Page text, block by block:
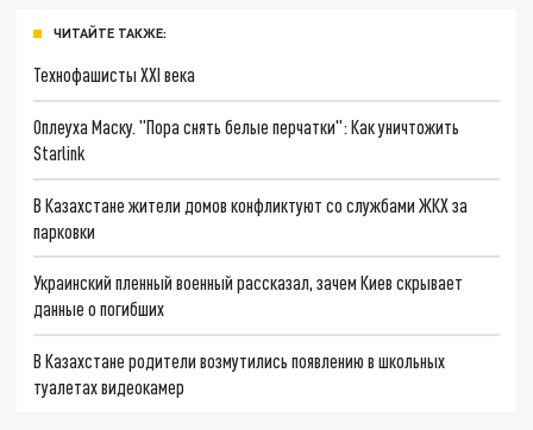
ЧИТАЙТЕ ТАКЖЕ:
Технофашисты XXI века
Оплеуха Маску. "Пора снять белые перчатки": Как уничтожить
Starlink
В Казахстане жители домов конфликтуют со службами ЖКХ за
парковки
Украинский пленный военный рассказал, зачем Киев скрывает
данные о погибших
В Казахстане родители возмутились появлению в школьных
туалетах видеокамер